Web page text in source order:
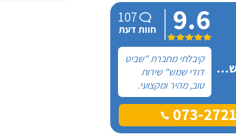
שביט דודי שמש וחשמל בע"מ
9.6
107
חוות דעת
קיבלתי מחברת "שביט
דודי שמש" שירות
טוב, מהיר ומקצועי.
הזמנתי אותם לא
מזמן, כשהתפוצץ לי
הדוד שמש של
073-